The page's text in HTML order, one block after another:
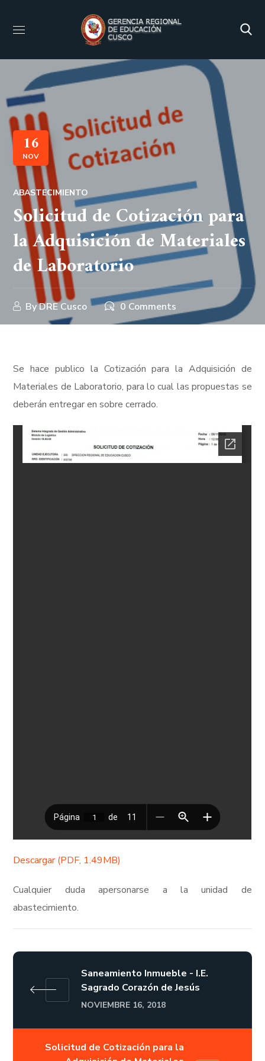
16
NOV
ABASTECIMIENTO
Solicitud de Cotización para
la Adquisición de Materiales
de Laboratorio
ByDRE Cusco 0 Comments
Se hace publico la Cotización para la Adquisición de
Materiales de Laboratorio, para lo cual las propuestas se
deberán entregar en sobre cerrado.
Descargar (PDF, 1.49MB)
Cualquier duda apersonarse a la unidad de
abastecimiento.
Saneamiento Inmueble - I.E.
Sagrado Corazón de Jesús
NOVIEMBRE 16, 2018
Solicitud de Cotización para la